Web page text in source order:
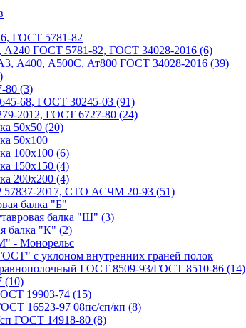
ГОСТ 5781-82
А240 ГОСТ 5781-82, ГОСТ 34028-2016 (6)
А400, А500С, Ат800 ГОСТ 34028-2016 (39)
80 (3)
68, ГОСТ 30245-03 (91)
2012, ГОСТ 6727-80 (24)
50x50 (20)
50x100
100x100 (6)
150x150 (4)
200x200 (4)
57837-2017, СТО АСЧМ 20-93 (51)
балка "Б"
балка "Ш" (3)
балка "К" (2)
- Монорельс
с уклоном внутренних граней полок
ГОСТ 8509-93/ГОСТ 8510-86 (14)
(10)
19903-74 (15)
16523-97 08пс/сп/кп (8)
ГОСТ 14918-80 (8)